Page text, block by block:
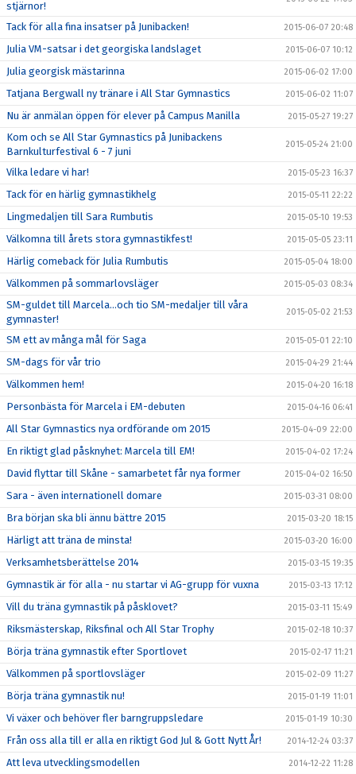
stjärnor!
Tack för alla fina insatser på Junibacken! 2015-06-07 20:48
Julia VM-satsar i det georgiska landslaget 2015-06-07 10:12
Julia georgisk mästarinna 2015-06-02 17:00
Tatjana Bergwall ny tränare i All Star Gymnastics 2015-06-02 11:07
Nu är anmälan öppen för elever på Campus Manilla 2015-05-27 19:27
Kom och se All Star Gymnastics på Junibackens
Barnkulturfestival 6 - 7 juni
2015-05-24 21:00
Vilka ledare vi har! 2015-05-23 16:37
Tack för en härlig gymnastikhelg 2015-05-11 22:22
Lingmedaljen till Sara Rumbutis 2015-05-10 19:53
Välkomna till årets stora gymnastikfest! 2015-05-05 23:11
Härlig comeback för Julia Rumbutis 2015-05-04 18:00
Välkommen på sommarlovsläger 2015-05-03 08:34
SM-guldet till Marcela...och tio SM-medaljer till våra
gymnaster!
2015-05-02 21:53
SM ett av många mål för Saga 2015-05-01 22:10
SM-dags för vår trio 2015-04-29 21:44
Välkommen hem! 2015-04-20 16:18
Personbästa för Marcela i EM-debuten 2015-04-16 06:41
All Star Gymnastics nya ordförande om 2015 2015-04-09 22:00
En riktigt glad påsknyhet: Marcela till EM! 2015-04-02 17:24
David flyttar till Skåne - samarbetet får nya former 2015-04-02 16:50
Sara - även internationell domare 2015-03-31 08:00
Bra början ska bli ännu bättre 2015 2015-03-20 18:15
Härligt att träna de minsta! 2015-03-20 16:00
Verksamhetsberättelse 2014 2015-03-15 19:35
Gymnastik är för alla - nu startar vi AG-grupp för vuxna 2015-03-13 17:12
Vill du träna gymnastik på påsklovet? 2015-03-11 15:49
Riksmästerskap, Riksfinal och All Star Trophy 2015-02-18 10:37
Börja träna gymnastik efter Sportlovet 2015-02-17 11:21
Välkommen på sportlovsläger 2015-02-09 11:27
Börja träna gymnastik nu! 2015-01-19 11:01
Vi växer och behöver fler barngruppsledare 2015-01-19 10:30
Från oss alla till er alla en riktigt God Jul & Gott Nytt År! 2014-12-24 03:37
Att leva utvecklingsmodellen 2014-12-22 11:28